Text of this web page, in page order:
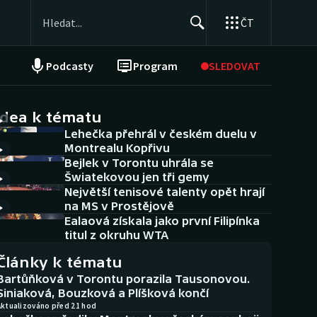
ČT
Podcasty Program SLEDOVAT
NEPŘEHLÉDNĚTE
Historické návraty
Aplikace ČT sport
AZ kvíz
k tématu
Lehečka přehrál v českém duelu v
Montrealu Kopřivu
Bejlek v Torontu uhrála se
Šwiatekovou jen tři gemy
Největší tenisové talenty opět hrají
na MS v Prostějově
Ealaová získala jako první Filipínka
titul z okruhu WTA
k tématu
v Torontu porazila Tausonovou.
Bouzková a Plíšková končí
před 21 hod